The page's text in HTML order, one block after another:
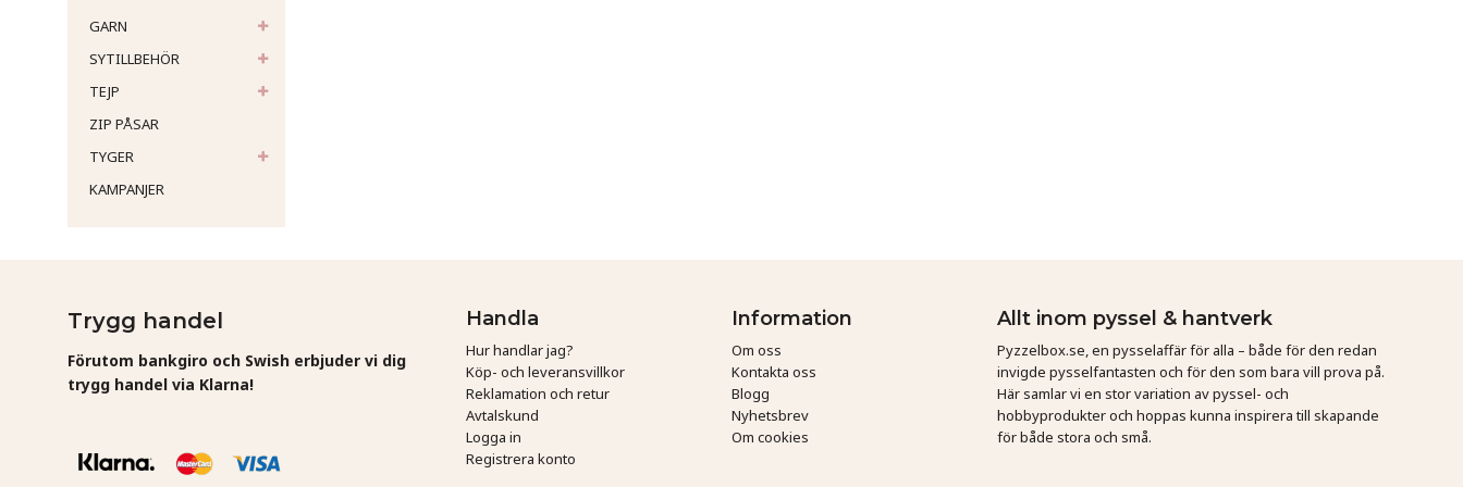
GARN
SYTILLBEHÖR
TEJP
ZIP PÅSAR
TYGER
KAMPANJER
Trygg handel
Förutom bankgiro och Swish erbjuder vi dig
trygg handel via Klarna!
Handla
Hur handlar jag?
Köp- och leveransvillkor
Reklamation och retur
Avtalskund
Logga in
Registrera konto
Information
Om oss
Kontakta oss
Blogg
Nyhetsbrev
Om cookies
Allt inom pyssel & hantverk
Pyzzelbox.se, en pysselaffär för alla – både för den redan
invigde pysselfantasten och för den som bara vill prova på.
Här samlar vi en stor variation av pyssel- och
hobbyprodukter och hoppas kunna inspirera till skapande
för både stora och små.